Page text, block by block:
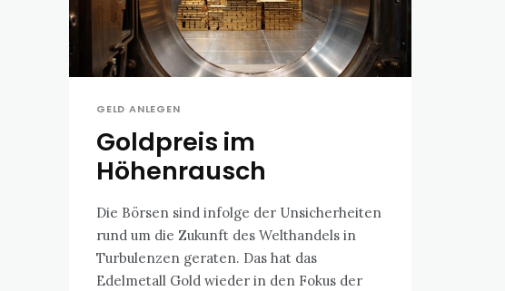
GELD ANLEGEN
Goldpreis im
Höhenrausch
Die Börsen sind infolge der Unsicherheiten
rund um die Zukunft des Welthandels in
Turbulenzen geraten. Das hat das
Edelmetall Gold wieder in den Fokus der